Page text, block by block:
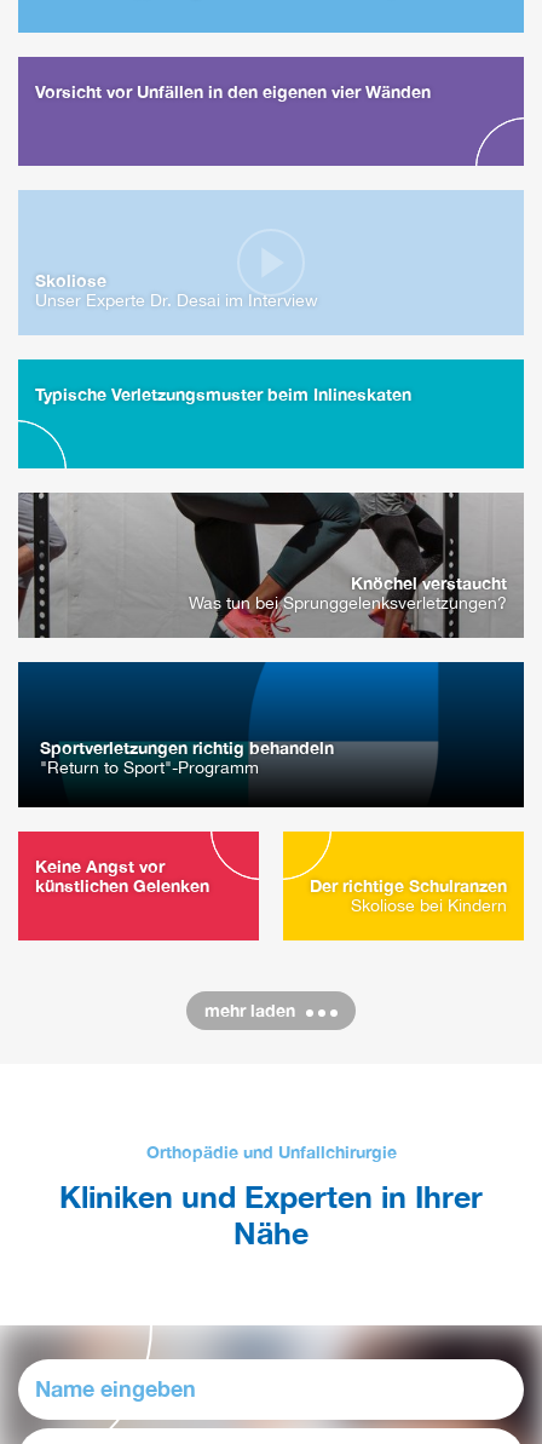
Vorsicht vor Unfällen in den eigenen vier Wänden
Skoliose
Unser Experte Dr. Desai im Interview
Typische Verletzungsmuster beim Inlineskaten
Knöchel verstaucht
Was tun bei Sprunggelenksverletzungen?
Sportverletzungen richtig behandeln
"Return to Sport"-Programm
Keine Angst vor
künstlichen Gelenken
Der richtige Schulranzen
Skoliose bei Kindern
mehr laden
Orthopädie und Unfallchirurgie
Kliniken und Experten in Ihrer
Nähe